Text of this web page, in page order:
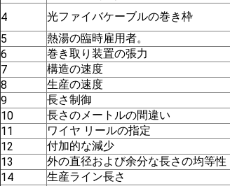
4
光ファイバケーブルの巻き枠
5
熱湯の臨時雇用者。
6
巻き取り装置の張力
7
構造の速度
8
生産の速度
9
長さ制御
10
長さのメートルの間違い
11
ワイヤ リールの指定
12
付加的な減少
13
外の直径および余分な長さの均等性
14
生産ライン長さ